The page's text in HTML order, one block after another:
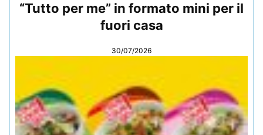
“Tutto per me” in formato mini per il
fuori casa
30/07/2026